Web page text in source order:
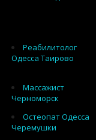
Реабилитолог
Одесса Таирово
Массажист
Черноморск
Остеопат Одесса
Черемушки